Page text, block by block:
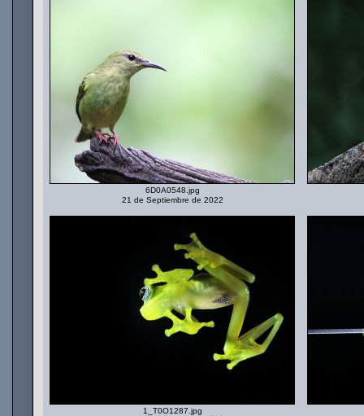
6D0A0548.jpg
21 de Septiembre de 2022
1_T0O1287.jpg